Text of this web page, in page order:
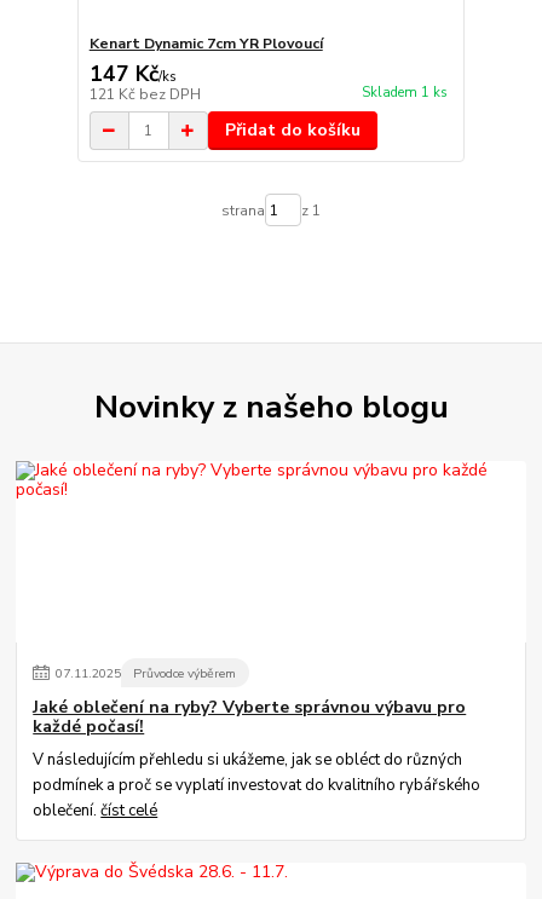
Kenart Dynamic 7cm YR Plovoucí
147 Kč/ks
121 Kč bez DPH Skladem 1 ks
Přidat do košíku
strana z 1
Novinky z našeho blogu
07.11.2025 Průvodce výběrem
Jaké oblečení na ryby? Vyberte správnou výbavu pro
každé počasí!
V následujícím přehledu si ukážeme, jak se obléct do různých
podmínek a proč se vyplatí investovat do kvalitního rybářského
oblečení.číst celé